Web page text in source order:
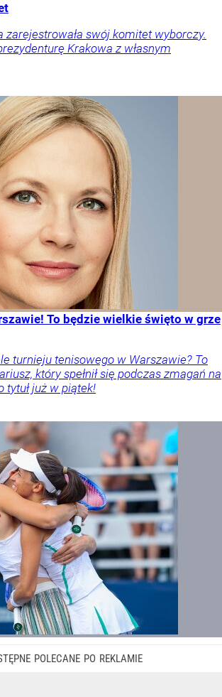
zarejestrowała swój komitet wyborczy.
Krakowa z własnym
To będzie wielkie święto w grze
turnieju tenisowego w Warszawie? To
który spełnił się podczas zmagań na
tytuł już w piątek!